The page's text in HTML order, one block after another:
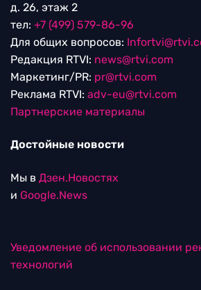
д. 26, этаж 2
тел: +7 (499) 579-86-96
Для общих вопросов:
Редакция RTVI: news@rtvi.com
Маркетинг/PR: pr@rtvi.com
Реклама RTVI: adv-eu@rtvi.com
Партнерские материалы
Достойные новости
Мы в Дзен.Новостях
и Google.News
Уведомление об использовании
технологий